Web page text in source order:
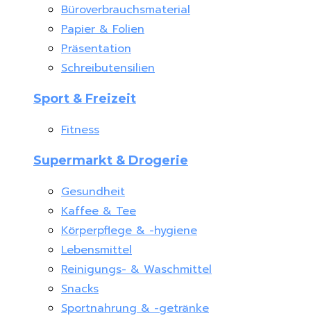
Büroverbrauchsmaterial
Papier & Folien
Präsentation
Schreibutensilien
Sport & Freizeit
Fitness
Supermarkt & Drogerie
Gesundheit
Kaffee & Tee
Körperpflege & -hygiene
Lebensmittel
Reinigungs- & Waschmittel
Snacks
Sportnahrung & -getränke